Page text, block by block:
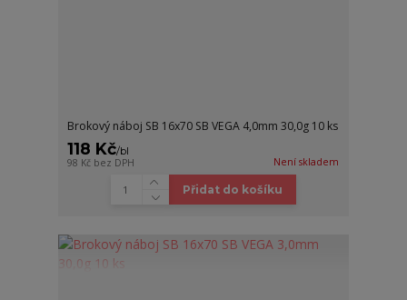
Brokový náboj SB 16x70 SB VEGA 4,0mm 30,0g 10 ks
118 Kč/bl
98 Kč bez DPH Není skladem
Přidat do košíku